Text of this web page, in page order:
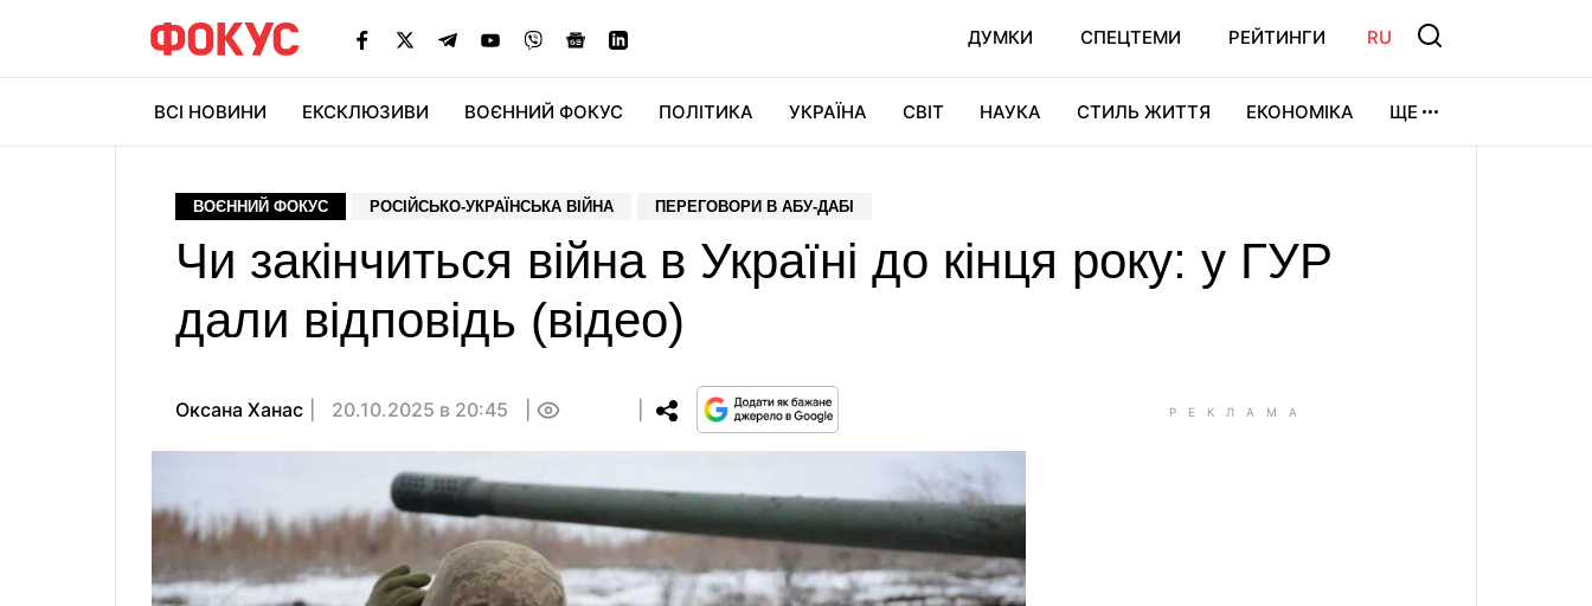
ДУМКИ СПЕЦТЕМИ РЕЙТИНГИ RU
ВСІ НОВИНИ ЕКСКЛЮЗИВИ ВОЄННИЙ ФОКУС ПОЛІТИКА УКРАЇНА СВІТ НАУКА СТИЛЬ ЖИТТЯ ЕКОНОМІКА ЩЕ
ВОЄННИЙ ФОКУС РОСІЙСЬКО-УКРАЇНСЬКА ВІЙНА ПЕРЕГОВОРИ В АБУ-ДАБІ
Чи закінчиться війна в Україні до кінця року: у ГУР
дали відповідь (відео)
Оксана Ханас 20.10.2025 в 20:45